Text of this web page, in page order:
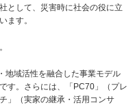
として、災害時に社会の役に立
ます。
地域活性を融合した事業モデル
す。さらには、「PC70」（プレ
」（実家の継承・活用コンサ